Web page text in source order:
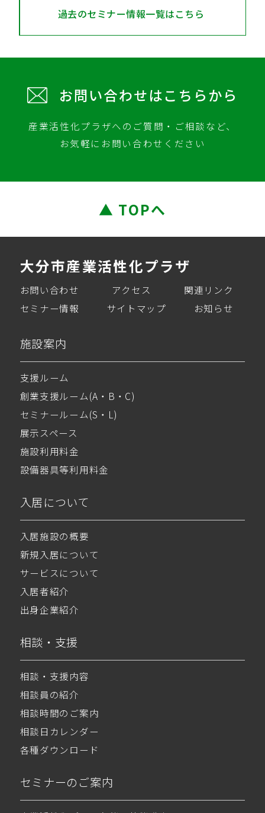
過去のセミナー情報一覧はこちら
お問い合わせはこちらから
産業活性化プラザへのご質問・ご相談など、
お気軽にお問い合わせください
▲ TOPへ
大分市産業活性化プラザ
お問い合わせ アクセス
関連リンク
セミナー情報
サイトマップ お知らせ
施設案内
支援ルーム
創業支援ルーム(A・B・C)
セミナールーム(S・L)
展示スペース
施設利用料金
設備器具等利用料金
入居について
入居施設の概要
新規入居について
サービスについて
入居者紹介
出身企業紹介
相談・支援
相談・支援内容
相談員の紹介
相談時間のご案内
相談日カレンダー
各種ダウンロード
セミナーのご案内